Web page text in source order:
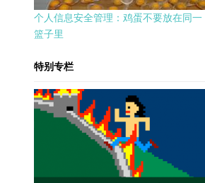
个人信息安全管理：鸡蛋不要放在同一
篮子里
特别专栏